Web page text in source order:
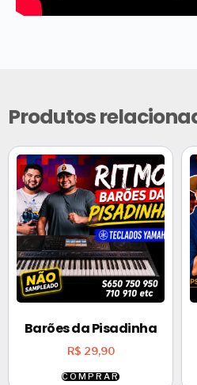
Produtos
Barões da Pisadinha
R$ 29,90
COMPRAR